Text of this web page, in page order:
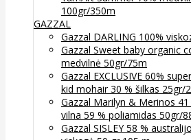
100gr/350m
GAZZAL
Gazzal DARLING 100%
Gazzal Sweet baby organic
medvilnė 50gr/75m
Gazzal EXCLUSIVE 60%
kid mohair 30 % šilkas 25gr/
Gazzal Marilyn & Merinos
vilna 59 % poliamidas 50gr/
Gazzal SISLEY 58 %